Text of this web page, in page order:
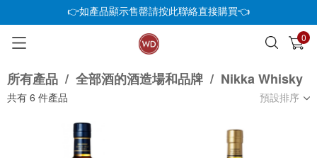
👉如產品顯示售罄請按此聯絡直接購買👈
0
已加入購物車 查看
所有產品 / 全部酒的酒造場和品牌 / Nikka Whisky
共有 6 件產品 預設排序